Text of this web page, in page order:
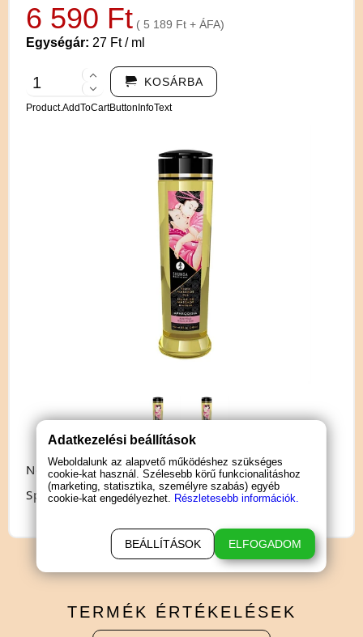
6 590 Ft ( 5 189 Ft + ÁFA)
Egységár: 27 Ft / ml
KOSÁRBA
Product.AddToCartButtonInfoText
Nem: pároknak
Speciális jellemző: illatos
TERMÉK ÉRTÉKELÉSEK
Adatkezelési beállítások
Weboldalunk az alapvető működéshez szükséges
cookie-kat használ. Szélesebb körű funkcionalitáshoz
(marketing, statisztika, személyre szabás) egyéb
cookie-kat engedélyezhet. Részletesebb információk.
BEÁLLÍTÁSOK ELFOGADOM